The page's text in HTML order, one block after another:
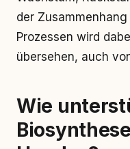
der
Prozessen wird
übersehen, auch
Wie